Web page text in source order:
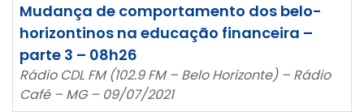
Mudança de comportamento dos belo-
horizontinos na educação financeira –
parte 3 – 08h26
Rádio CDL FM (102.9 FM – Belo Horizonte) – Rádio
Café – MG – 09/07/2021